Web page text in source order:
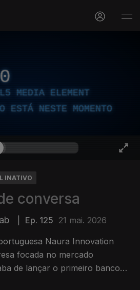
MEDIA ELEMENT
ESTÁ NESTE MOMENTO
INATIVO
conversa
Ep. 125 21 mai. 2026
Naura Innovation
focada no mercado
de lançar o primeiro banco